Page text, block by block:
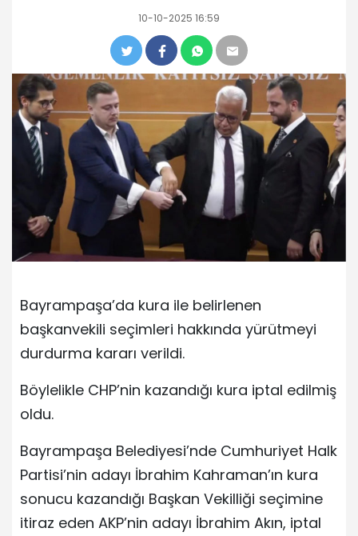
10-10-2025 16:59
Bayrampaşa’da kura ile belirlenen
başkanvekili seçimleri hakkında yürütmeyi
durdurma kararı verildi.
Böylelikle CHP’nin kazandığı kura iptal edilmiş
oldu.
Bayrampaşa Belediyesi’nde Cumhuriyet Halk
Partisi’nin adayı İbrahim Kahraman’ın kura
sonucu kazandığı Başkan Vekilliği seçimine
itiraz eden AKP’nin adayı İbrahim Akın, iptal